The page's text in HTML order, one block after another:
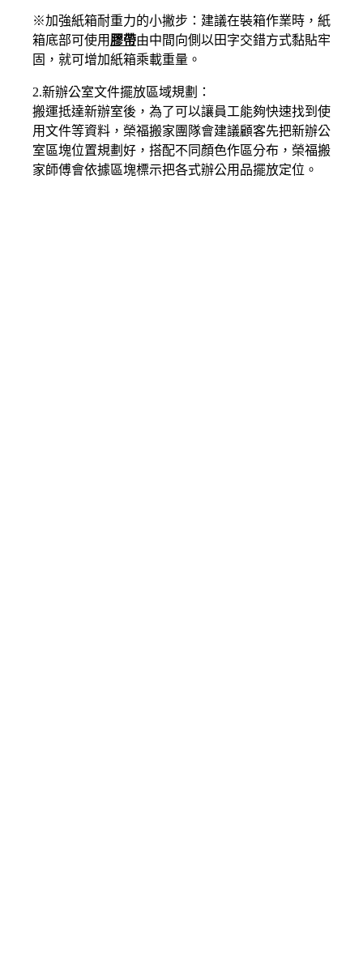
※加強紙箱耐重力的小撇步：建議在裝箱作業時，紙
箱底部可使用 膠帶由中間向側以田字交錯方式黏貼牢
固，就可增加紙箱乘載重量。
2.新辦公室文件擺放區域規劃：
搬運抵達新辦室後，為了可以讓員工能夠快速找到使
用文件等資料，榮福搬家團隊會建議顧客先把新辦公
室區塊位置規劃好，搭配不同顏色作區分布，榮福搬
家師傅會依據區塊標示把各式辦公用品擺放定位。